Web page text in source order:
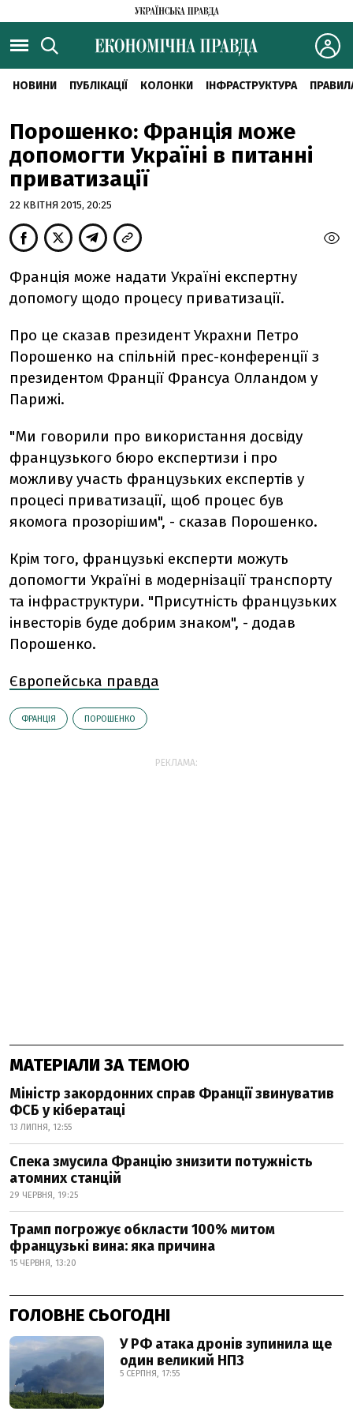
НОВИНИ ПУБЛІКАЦІЇ КОЛОНКИ ІНФРАСТРУКТУРА
Порошенко: Франція може
допомогти Україні в питанні
приватизації
22 КВІТНЯ 2015, 20:25
Франція може надати Україні експертну
допомогу щодо процесу приватизації.
Про це сказав президент Украхни Петро
Порошенко на спільній прес-конференції з
президентом Франції Франсуа Олландом у
Парижі.
"Ми говорили про використання досвіду
французького бюро експертизи і про
можливу участь французьких експертів у
процесі приватизації, щоб процес був
якомога прозорішим", - сказав Порошенко.
Крім того, французькі експерти можуть
допомогти Україні в модернізації транспорту
та інфраструктури. "Присутність французьких
інвесторів буде добрим знаком", - додав
Порошенко.
Європейська правда
ФРАНЦІЯ ПОРОШЕНКО
РЕКЛАМА:
МАТЕРІАЛИ ЗА ТЕМОЮ
Міністр закордонних справ Франції звинуватив
ФСБ у кібератаці
13 ЛИПНЯ, 12:55
Спека змусила Францію знизити потужність
атомних станцій
29 ЧЕРВНЯ, 19:25
Трамп погрожує обкласти 100% митом
французькі вина: яка причина
15 ЧЕРВНЯ, 13:20
ГОЛОВНЕ СЬОГОДНІ
У РФ атака дронів зупинила ще
один великий НПЗ
5 СЕРПНЯ, 17:55